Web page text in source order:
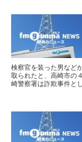
検察官を装った男など
取られたと、高崎市の
崎警察署は詐欺事件と
５月、男性の家に金